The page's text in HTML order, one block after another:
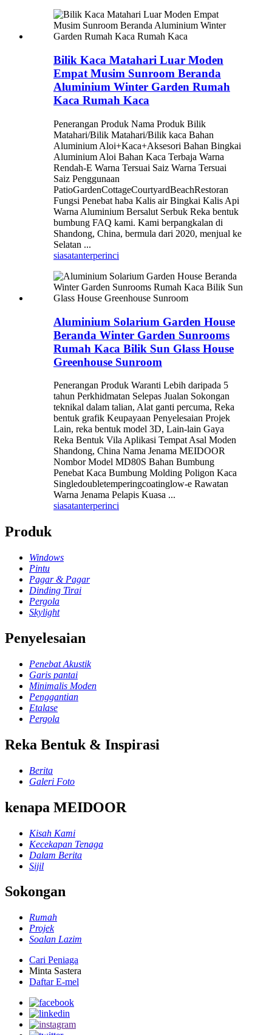
Bilik Kaca Matahari Luar Moden
Empat Musim Sunroom Beranda
Aluminium Winter Garden Rumah
Kaca Rumah Kaca
Penerangan Produk Nama Produk Bilik
Matahari/Bilik Matahari/Bilik kaca Bahan
Aluminium Aloi+Kaca+Aksesori Bahan Bingkai
Aluminium Aloi Bahan Kaca Terbaja Warna
Rendah-E Warna Tersuai Saiz Warna Tersuai
Saiz Penggunaan
PatioGardenCottageCourtyardBeachRestoran
Fungsi Penebat haba Kalis air Bingkai Kalis Api
Warna Aluminium Bersalut Serbuk Reka bentuk
bumbung FAQ kami. Kami berpangkalan di
Shandong, China, bermula dari 2020, menjual ke
Selatan ...
siasatanterperinci
Aluminium Solarium Garden House
Beranda Winter Garden Sunrooms
Rumah Kaca Bilik Sun Glass House
Greenhouse Sunroom
Penerangan Produk Waranti Lebih daripada 5
tahun Perkhidmatan Selepas Jualan Sokongan
teknikal dalam talian, Alat ganti percuma, Reka
bentuk grafik Keupayaan Penyelesaian Projek
Lain, reka bentuk model 3D, Lain-lain Gaya
Reka Bentuk Vila Aplikasi Tempat Asal Moden
Shandong, China Nama Jenama MEIDOOR
Nombor Model MD80S Bahan Bumbung
Penebat Kaca Bumbung Molding Poligon Kaca
Singledoubletemperingcoatinglow-e Rawatan
Warna Jenama Pelapis Kuasa ...
siasatanterperinci
Produk
Windows
Pintu
Pagar & Pagar
Dinding Tirai
Pergola
Skylight
Penyelesaian
Penebat Akustik
Garis pantai
Minimalis Moden
Penggantian
Etalase
Pergola
Reka Bentuk & Inspirasi
Berita
Galeri Foto
kenapa MEIDOOR
Kisah Kami
Kecekapan Tenaga
Dalam Berita
Sijil
Sokongan
Rumah
Projek
Soalan Lazim
Cari Peniaga
Minta Sastera
Daftar E-mel